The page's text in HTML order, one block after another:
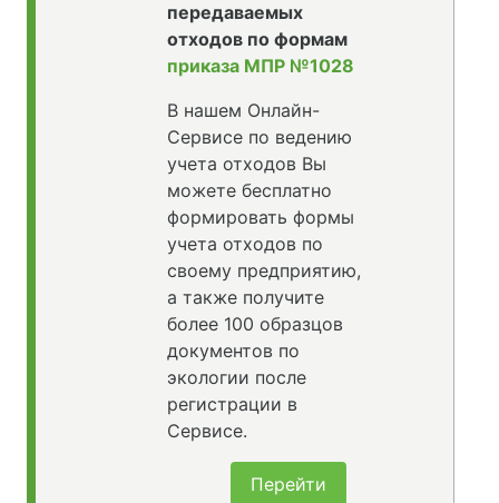
передаваемых
отходов по формам
приказа МПР №1028
В нашем Онлайн-
Сервисе по ведению
учета отходов Вы
можете бесплатно
формировать формы
учета отходов по
своему предприятию,
а также получите
более 100 образцов
документов по
экологии после
регистрации в
Сервисе.
Перейти